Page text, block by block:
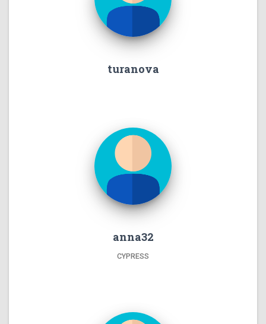
turanova
anna32
CYPRESS